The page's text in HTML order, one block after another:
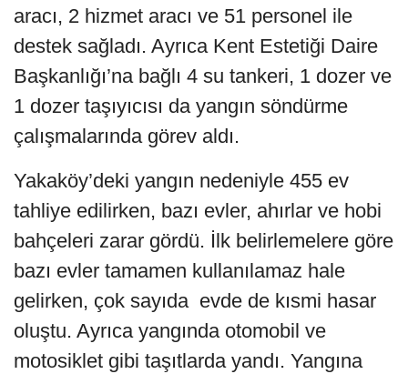
aracı, 2 hizmet aracı ve 51 personel ile
destek sağladı. Ayrıca Kent Estetiği Daire
Başkanlığı’na bağlı 4 su tankeri, 1 dozer ve
1 dozer taşıyıcısı da yangın söndürme
çalışmalarında görev aldı.
Yakaköy’deki yangın nedeniyle 455 ev
tahliye edilirken, bazı evler, ahırlar ve hobi
bahçeleri zarar gördü. İlk belirlemelere göre
bazı evler tamamen kullanılamaz hale
gelirken, çok sayıda evde de kısmi hasar
oluştu. Ayrıca yangında otomobil ve
motosiklet gibi taşıtlarda yandı. Yangına